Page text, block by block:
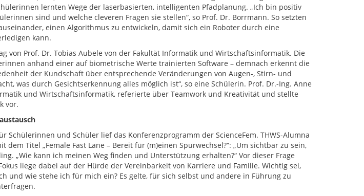
lernten Wege der laserbasierten, intelligenten Pfadplanung. „Ich bin positiv
sind und welche cleveren Fragen sie stellen“, so Prof. Dr. Borrmann. So setzten
einen Algorithmus zu entwickeln, damit sich ein Roboter durch eine
kann.
von Prof. Dr. Tobias Aubele von der Fakultät Informatik und Wirtschaftsinformatik. Die
anhand einer auf biometrische Werte trainierten Software – demnach erkennt die
der Kundschaft über entsprechende Veränderungen von Augen-, Stirn- und
was durch Gesichtserkennung alles möglich ist“, so eine Schülerin. Prof. Dr.-Ing. Anne
und Wirtschaftsinformatik, referierte über Teamwork und Kreativität und stellte
vor.
Schülerinnen und Schüler lief das Konferenzprogramm der ScienceFem. THWS-Alumna
dem Titel „Female Fast Lane – Bereit für (m)einen Spurwechsel?“: „Um sichtbar zu sein,
„Wie kann ich meinen Weg finden und Unterstützung erhalten?“ Vor dieser Frage
liege dabei auf der Hürde der Vereinbarkeit von Karriere und Familie. Wichtig sei,
und wie stehe ich für mich ein? Es gelte, für sich selbst und andere in Führung zu